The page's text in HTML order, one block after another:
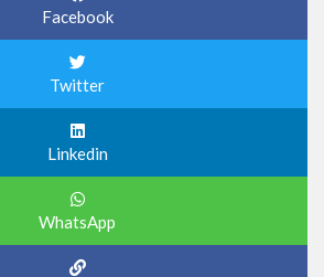
Facebook
Twitter
Linkedin
WhatsApp